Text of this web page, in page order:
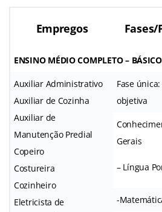
Empregos Fases/
ENSINO MÉDIO COMPLETO – BÁSICO
Auxiliar Administrativo
Auxiliar de Cozinha
Auxiliar de
Manutenção Predial
Copeiro
Costureira
Cozinheiro
Eletricista de
Fase
objetiva
Gerais
– Língua
-